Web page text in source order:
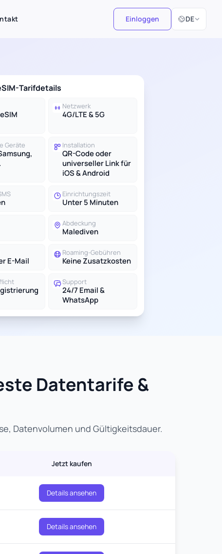
Einloggen DE
Sprache
Tarifdetails
Netzwerk
4G/LTE & 5G
Geräte Installation
QR-Code oder
universeller Link für
iOS & Android
Einrichtungszeit
Unter 5 Minuten
Abdeckung
Malediven
E-Mail
Roaming-Gebühren
Keine Zusatzkosten
Support
24/7 Email &
WhatsApp
Datentarife &
Datenvolumen und Gültigkeitsdauer.
Jetzt kaufen
Details ansehen
Details ansehen